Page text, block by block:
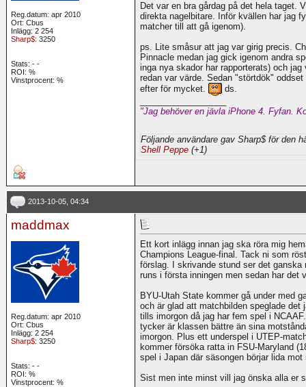
Reg.datum: apr 2010
Ort: Cbus
Inlägg: 2 254
Sharp$: 3250
Stats: - -
ROI: %
Vinstprocent: %
Det var en bra gårdag på det hela taget.
direkta nagelbitare. Inför kvällen har jag
matcher till att gå igenom).
ps. Lite småsur att jag var girig precis.
Pinnacle medan jag gick igenom andra
inga nya skador har rapporterats) och
redan var värde. Sedan "störtdök"
efter för mycket.
ds.
"Jag behöver en jävla iPhone 4. Fyfan.
Följande användare gav Sharp$ för den
Shell Peppe (+1)
2013-10-05, 04:34
maddmax
Reg.datum: apr 2010
Ort: Cbus
Inlägg: 2 254
Sharp$: 3250
Stats: - -
ROI: %
Vinstprocent: %
Ett kort inlägg innan jag ska röra mig
Champions League-final. Tack ni som
förslag. I skrivande stund ser det
runs i första inningen men sedan har det
BYU-Utah State kommer gå under med
och är glad att matchbilden speglade
tills imorgon då jag har fem spel i
tycker är klassen bättre än sina
imorgon. Plus ett underspel i UTEP-
kommer försöka ratta in FSU-Maryland
spel i Japan där säsongen börjar lida
Sist men inte minst vill jag önska alla er